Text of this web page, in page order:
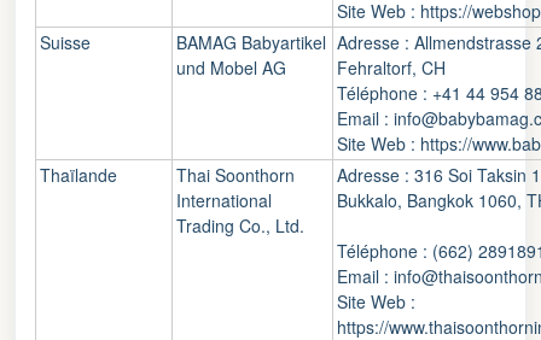
Site Web : https://
Suisse
BAMAG Babyartikel
und Mobel AG
Adresse : Allmendstrasse
Fehraltorf, CH
Téléphone : +41 44 954
Email :
Site Web : https://
Thaïlande
Thai Soonthorn
International
Trading Co., Ltd.
Adresse : 316 Soi Taksin
Bukkalo, Bangkok 1060,
Téléphone : (662)
Email :
Site Web :
https://